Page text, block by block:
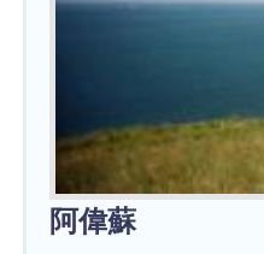
阿偉蘇